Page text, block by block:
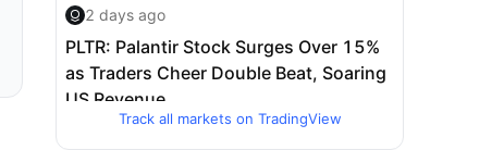
Track all markets on TradingView